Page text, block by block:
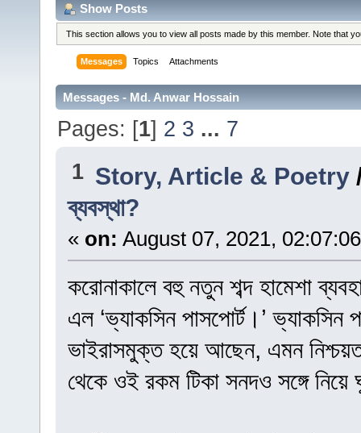
Show Posts
This section allows you to view all posts made by this member. Note that
Messages Topics Attachments
Messages - Md. Anwar Hossain
Pages: [1] 2 3 ... 7
1 Story, Article & Poetry
ব্যবস্থা?
« on: August 07, 2021,
করোনাকালে বহু নতুন শব্দ হামেশা
এল ‘ভ্যাকসিন পাসপোর্ট।’ ভ্যাকসিন
ভাইরাসমুক্ত হয়ে আছেন, এমন
থেকে ওই রকম টিকা সনদও সঙ্গে